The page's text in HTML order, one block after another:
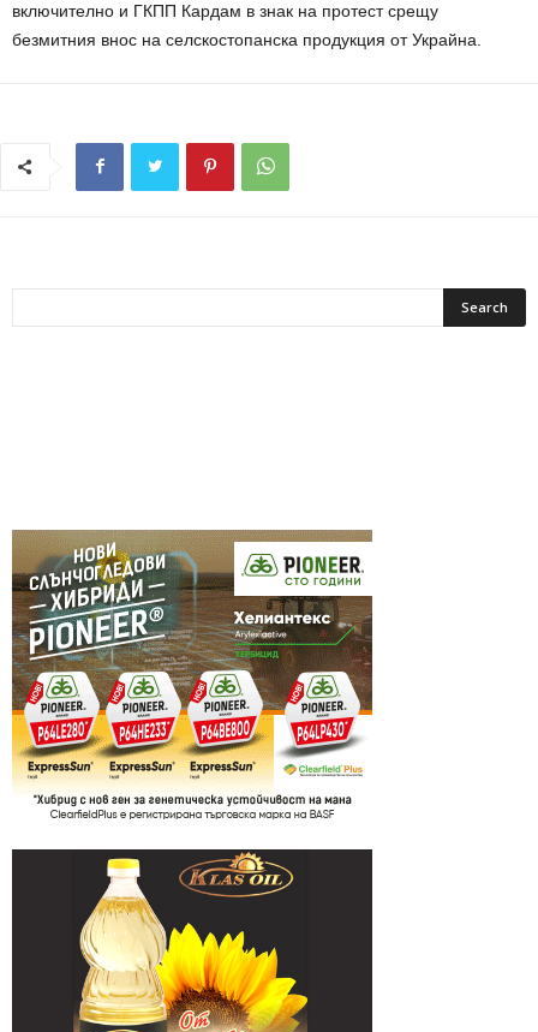
включително и ГКПП Кардам в знак на протест срещу
безмитния внос на селскостопанска продукция от Украйна.